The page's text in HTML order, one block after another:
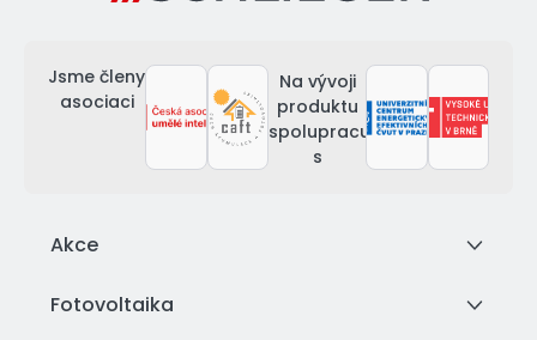
Jsme členy
asociaci
Na vývoji
produktu
spolupracujeme
s
Akce
Fotovoltaika